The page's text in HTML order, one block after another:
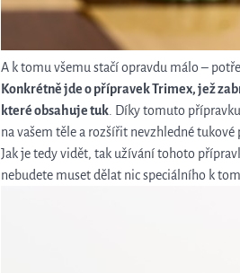
A k tomu všemu stačí opravdu málo –
Konkrétně jde o přípravekTrimex, jež
které obsahuje tuk . Díky tomuto
na vašem těle a rozšířit nevzhledné tukové
Jak je tedy vidět, tak užívání tohoto
nebudete muset dělat nic speciálního k